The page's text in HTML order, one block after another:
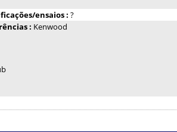
ensaios : ?
: Kenwood